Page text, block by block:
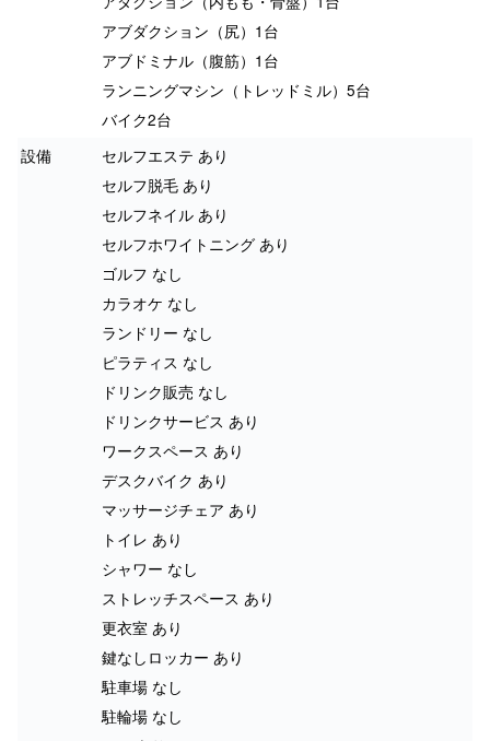
アブダクション（尻）1台
アブドミナル（腹筋）1台
ランニングマシン（トレッドミル）5台
バイク2台
設備
セルフエステ あり
セルフ脱毛 あり
セルフネイル あり
セルフホワイトニング あり
ゴルフ なし
カラオケ なし
ランドリー なし
ピラティス なし
ドリンク販売 なし
ドリンクサービス あり
ワークスペース あり
デスクバイク あり
マッサージチェア あり
トイレ あり
シャワー なし
ストレッチスペース あり
更衣室 あり
鍵なしロッカー あり
駐車場 なし
駐輪場 なし